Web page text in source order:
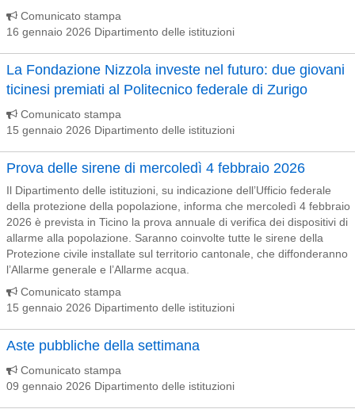
Comunicato stampa
16 gennaio 2026 Dipartimento delle istituzioni
La Fondazione Nizzola investe nel futuro: due giovani
ticinesi premiati al Politecnico federale di Zurigo
Comunicato stampa
15 gennaio 2026 Dipartimento delle istituzioni
Prova delle sirene di mercoledì 4 febbraio 2026
Il Dipartimento delle istituzioni, su indicazione dell’Ufficio federale
della protezione della popolazione, informa che mercoledì 4 febbraio
2026 è prevista in Ticino la prova annuale di verifica dei dispositivi di
allarme alla popolazione. Saranno coinvolte tutte le sirene della
Protezione civile installate sul territorio cantonale, che diffonderanno
l’Allarme generale e l’Allarme acqua.
Comunicato stampa
15 gennaio 2026 Dipartimento delle istituzioni
Aste pubbliche della settimana
Comunicato stampa
09 gennaio 2026 Dipartimento delle istituzioni